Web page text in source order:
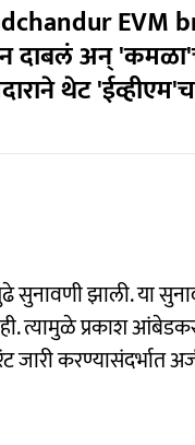
EVM
दाबलं अन्
थेट
सुनावणी झाली. या
त्यामुळे प्रकाश
करण्यासंदर्भात